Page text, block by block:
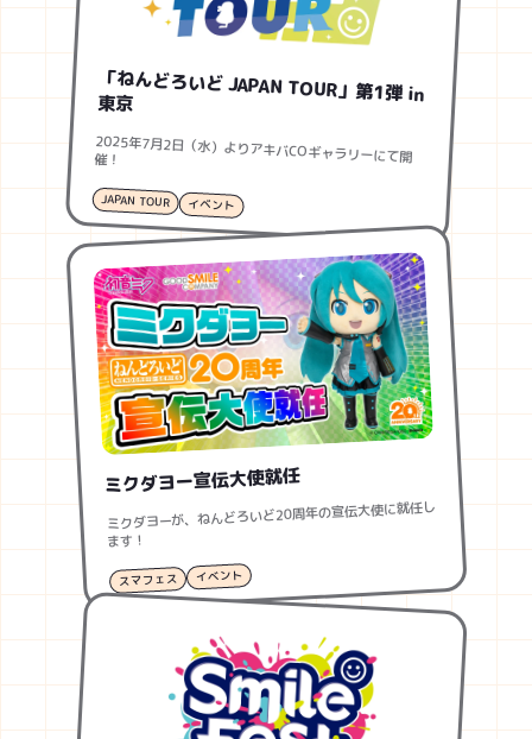
「ねんどろいど JAPAN TOUR」第1弾 in
東京
2025年7月2日（水）よりアキバCOギャラリーにて開催！
JAPAN TOUR イベント
ミクダヨー宣伝大使就任
ミクダヨーが、ねんどろいど20周年の宣伝大使に就任し
ます！
スマフェス イベント